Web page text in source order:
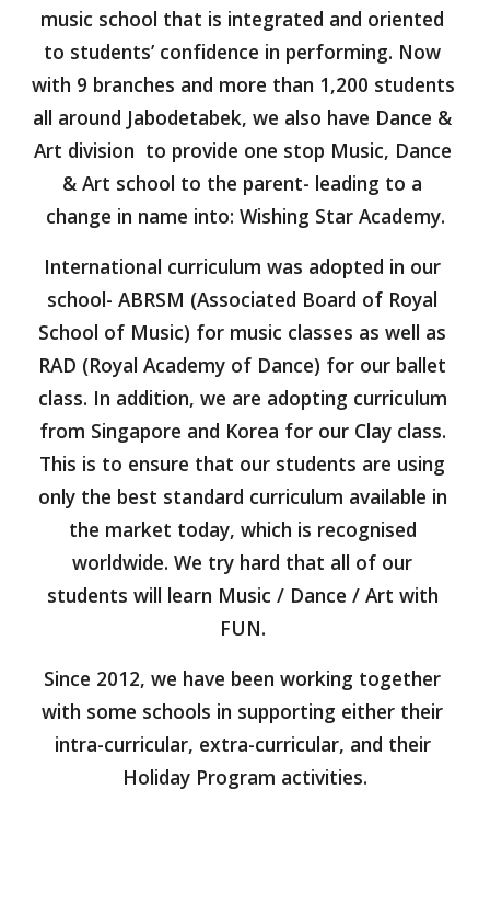
music school that is integrated and oriented
to students’ confidence in performing. Now
with 9 branches and more than 1,200 students
all around Jabodetabek, we also have Dance &
Art division  to provide one stop Music, Dance
& Art school to the parent- leading to a
change in name into: Wishing Star Academy.
International curriculum was adopted in our
school- ABRSM (Associated Board of Royal
School of Music) for music classes as well as
RAD (Royal Academy of Dance) for our ballet
class. In addition, we are adopting curriculum
from Singapore and Korea for our Clay class.
This is to ensure that our students are using
only the best standard curriculum available in
the market today, which is recognised
worldwide. We try hard that all of our
students will learn Music / Dance / Art with
FUN.
Since 2012, we have been working together
with some schools in supporting either their
intra-curricular, extra-curricular, and their
Holiday Program activities.